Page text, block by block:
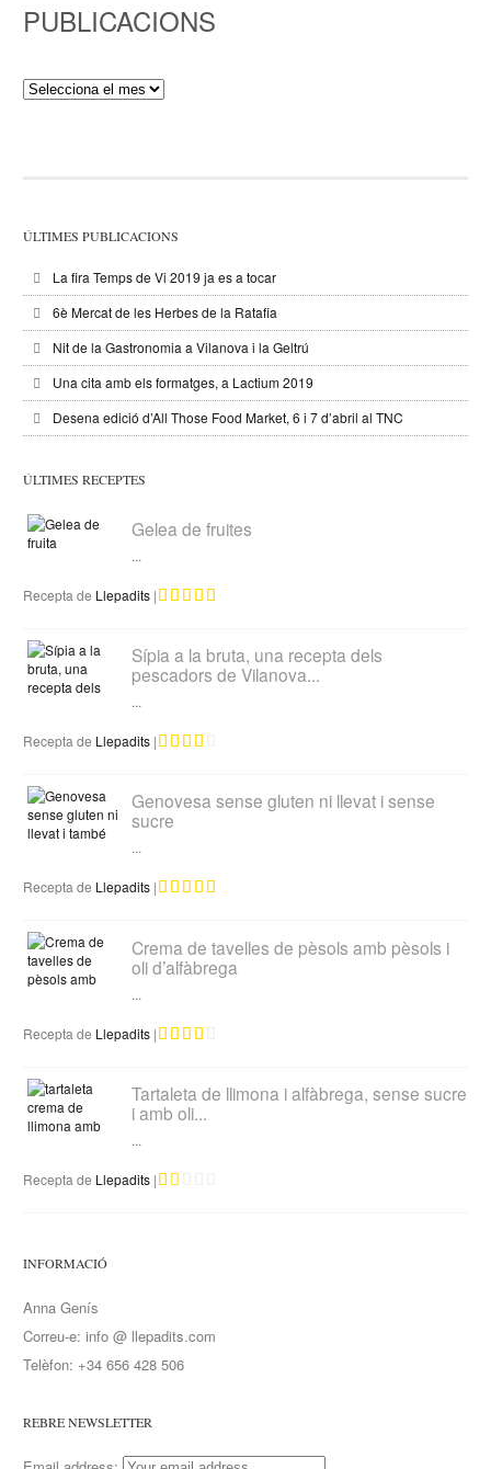
PUBLICACIONS
Publicacions
ÚLTIMES PUBLICACIONS
La fira Temps de Vi 2019 ja es a tocar
6è Mercat de les Herbes de la Ratafia
Nit de la Gastronomia a Vilanova i la Geltrú
Una cita amb els formatges, a Lactium 2019
Desena edició d’All Those Food Market, 6 i 7 d’abril al TNC
ÚLTIMES RECEPTES
Gelea de fruites
...
Recepta de Llepadits |
Sípia a la bruta, una recepta dels
pescadors de Vilanova...
...
Recepta de Llepadits |
Genovesa sense gluten ni llevat i sense
sucre
...
Recepta de Llepadits |
Crema de tavelles de pèsols amb pèsols i
oli d’alfàbrega
...
Recepta de Llepadits |
Tartaleta de llimona i alfàbrega, sense sucre
i amb oli...
...
Recepta de Llepadits |
INFORMACIÓ
Anna Genís
Correu-e: info @ llepadits.com
Telèfon: +34 656 428 506
REBRE NEWSLETTER